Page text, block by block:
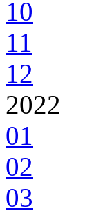
10
11
12
2022
01
02
03